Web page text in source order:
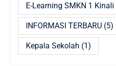
E-Learning SMKN 1 Kinali
INFORMASI TERBARU(5)
Kepala Sekolah (1)